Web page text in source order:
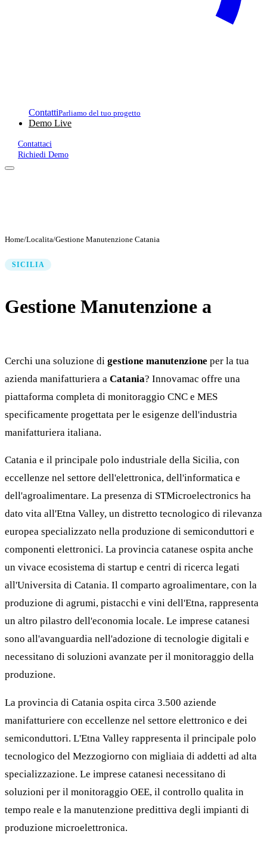
ContattiParliamo del tuo progetto
Demo Live
Contattaci
Richiedi Demo
Home/Localita/Gestione Manutenzione Catania
SICILIA
Gestione Manutenzione a
Cerchi una soluzione di gestione manutenzione per la tua
azienda manifatturiera a Catania? Innovamac offre una
piattaforma completa di monitoraggio CNC e MES
specificamente progettata per le esigenze dell'industria
manifatturiera italiana.
Catania e il principale polo industriale della Sicilia, con
eccellenze nel settore dell'elettronica, dell'informatica e
dell'agroalimentare. La presenza di STMicroelectronics ha
dato vita all'Etna Valley, un distretto tecnologico di rilevanza
europea specializzato nella produzione di semiconduttori e
componenti elettronici. La provincia catanese ospita anche
un vivace ecosistema di startup e centri di ricerca legati
all'Universita di Catania. Il comparto agroalimentare, con la
produzione di agrumi, pistacchi e vini dell'Etna, rappresenta
un altro pilastro dell'economia locale. Le imprese catanesi
sono all'avanguardia nell'adozione di tecnologie digitali e
necessitano di soluzioni avanzate per il monitoraggio della
produzione.
La provincia di Catania ospita circa 3.500 aziende
manifatturiere con eccellenze nel settore elettronico e dei
semiconduttori. L'Etna Valley rappresenta il principale polo
tecnologico del Mezzogiorno con migliaia di addetti ad alta
specializzazione. Le imprese catanesi necessitano di
soluzioni per il monitoraggio OEE, il controllo qualita in
tempo reale e la manutenzione predittiva degli impianti di
produzione microelettronica.